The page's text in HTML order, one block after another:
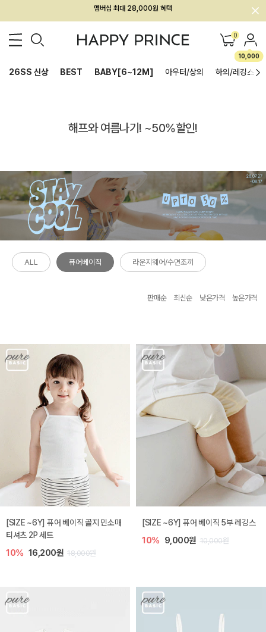
회원전용 아울렛, 가입하면 ~60% 할인!
멤버십 최대 28,000원 혜택 0
10,000
26SS 신상 BEST BABY[6~12M] 아우터/상의 하의/레깅스
해프와 여름나기! ~50%할인!
ALL 퓨어베이직 라운지웨어/수면조끼
판매순 최신순 낮은가격 높은가격
[SIZE ~6Y] 퓨어 베이직 골지 민소매
티셔츠 2P 세트
10% 16,200원 18,000원
[SIZE ~6Y] 퓨어 베이직 5부 레깅스
10% 9,000원 10,000원